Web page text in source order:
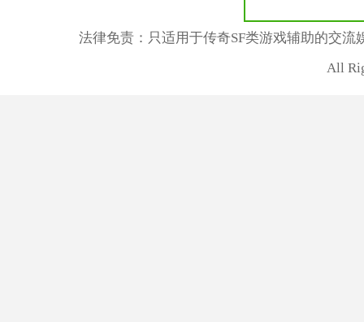
法律免责：只适用于传奇SF类游戏辅助的交
All